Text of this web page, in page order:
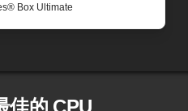
Box Ultimate
佳的 CPU